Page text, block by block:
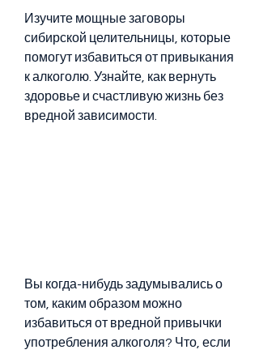
Изучите мощные заговоры
сибирской целительницы, которые
помогут избавиться от привыкания
к алкоголю. Узнайте, как вернуть
здоровье и счастливую жизнь без
вредной зависимости.
Вы когда-нибудь задумывались о
том, каким образом можно
избавиться от вредной привычки
употребления алкоголя? Что, если